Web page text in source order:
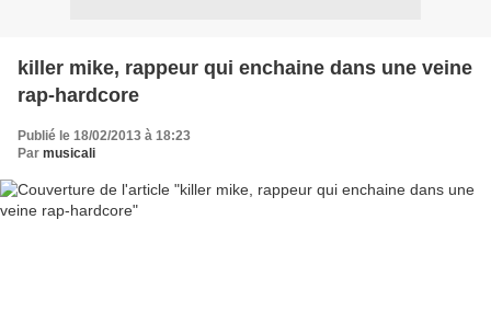
killer mike, rappeur qui enchaine dans une veine
rap-hardcore
Publié le 18/02/2013 à 18:23
Par musicali